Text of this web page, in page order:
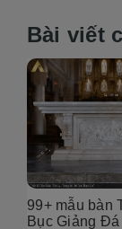
Bài viết
Xây Mộ Đá
Uy Tín - 100+